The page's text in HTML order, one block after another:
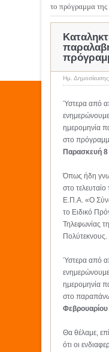
το πρόγραμμα
Ημ.
Ύστερα από
ενημερώνουμε
ημερομηνία
στο
Παρασκευή
Όπως ήδη
στο
Ε.Π.Α. «Ο
το Ειδικό
Τηλεφωνίας
Πολύτεκνους.
Ύστερα από
ενημερώνουμε
ημερομηνία
στο
Θα θέλαμε,
ότι οι